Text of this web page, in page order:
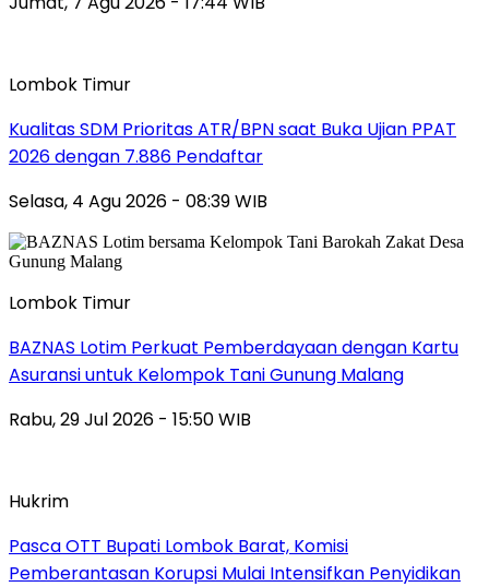
Lombok Timur
Kualitas SDM Prioritas ATR/BPN saat Buka Ujian PPAT
2026 dengan 7.886 Pendaftar
Selasa, 4 Agu 2026 - 08:39 WIB
Lombok Timur
BAZNAS Lotim Perkuat Pemberdayaan dengan Kartu
Asuransi untuk Kelompok Tani Gunung Malang
Rabu, 29 Jul 2026 - 15:50 WIB
Hukrim
Pasca OTT Bupati Lombok Barat, Komisi
Pemberantasan Korupsi Mulai Intensifkan Penyidikan